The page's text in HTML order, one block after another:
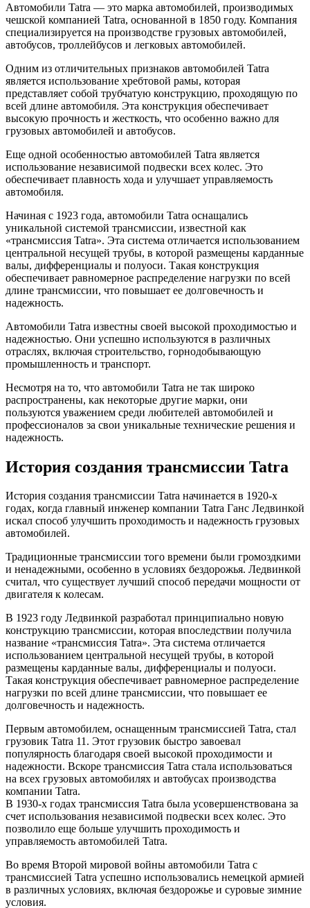
Автомобили Tatra — это марка автомобилей, производимых
чешской компанией Tatra, основанной в 1850 году. Компания
специализируется на производстве грузовых автомобилей,
автобусов, троллейбусов и легковых автомобилей.
Одним из отличительных признаков автомобилей Tatra
является использование хребтовой рамы, которая
представляет собой трубчатую конструкцию, проходящую по
всей длине автомобиля. Эта конструкция обеспечивает
высокую прочность и жесткость, что особенно важно для
грузовых автомобилей и автобусов.
Еще одной особенностью автомобилей Tatra является
использование независимой подвески всех колес. Это
обеспечивает плавность хода и улучшает управляемость
автомобиля.
Начиная с 1923 года, автомобили Tatra оснащались
уникальной системой трансмиссии, известной как
«трансмиссия Tatra». Эта система отличается использованием
центральной несущей трубы, в которой размещены карданные
валы, дифференциалы и полуоси. Такая конструкция
обеспечивает равномерное распределение нагрузки по всей
длине трансмиссии, что повышает ее долговечность и
надежность.
Автомобили Tatra известны своей высокой проходимостью и
надежностью. Они успешно используются в различных
отраслях, включая строительство, горнодобывающую
промышленность и транспорт.
Несмотря на то, что автомобили Tatra не так широко
распространены, как некоторые другие марки, они
пользуются уважением среди любителей автомобилей и
профессионалов за свои уникальные технические решения и
надежность.
История создания трансмиссии Tatra
История создания трансмиссии Tatra начинается в 1920-х
годах, когда главный инженер компании Tatra Ганс Ледвинкой
искал способ улучшить проходимость и надежность грузовых
автомобилей.
Традиционные трансмиссии того времени были громоздкими
и ненадежными, особенно в условиях бездорожья. Ледвинкой
считал, что существует лучший способ передачи мощности от
двигателя к колесам.
В 1923 году Ледвинкой разработал принципиально новую
конструкцию трансмиссии, которая впоследствии получила
название «трансмиссия Tatra». Эта система отличается
использованием центральной несущей трубы, в которой
размещены карданные валы, дифференциалы и полуоси.
Такая конструкция обеспечивает равномерное распределение
нагрузки по всей длине трансмиссии, что повышает ее
долговечность и надежность.
Первым автомобилем, оснащенным трансмиссией Tatra, стал
грузовик Tatra 11. Этот грузовик быстро завоевал
популярность благодаря своей высокой проходимости и
надежности. Вскоре трансмиссия Tatra стала использоваться
на всех грузовых автомобилях и автобусах производства
компании Tatra.
В 1930-х годах трансмиссия Tatra была усовершенствована за
счет использования независимой подвески всех колес. Это
позволило еще больше улучшить проходимость и
управляемость автомобилей Tatra.
Во время Второй мировой войны автомобили Tatra с
трансмиссией Tatra успешно использовались немецкой армией
в различных условиях, включая бездорожье и суровые зимние
условия.